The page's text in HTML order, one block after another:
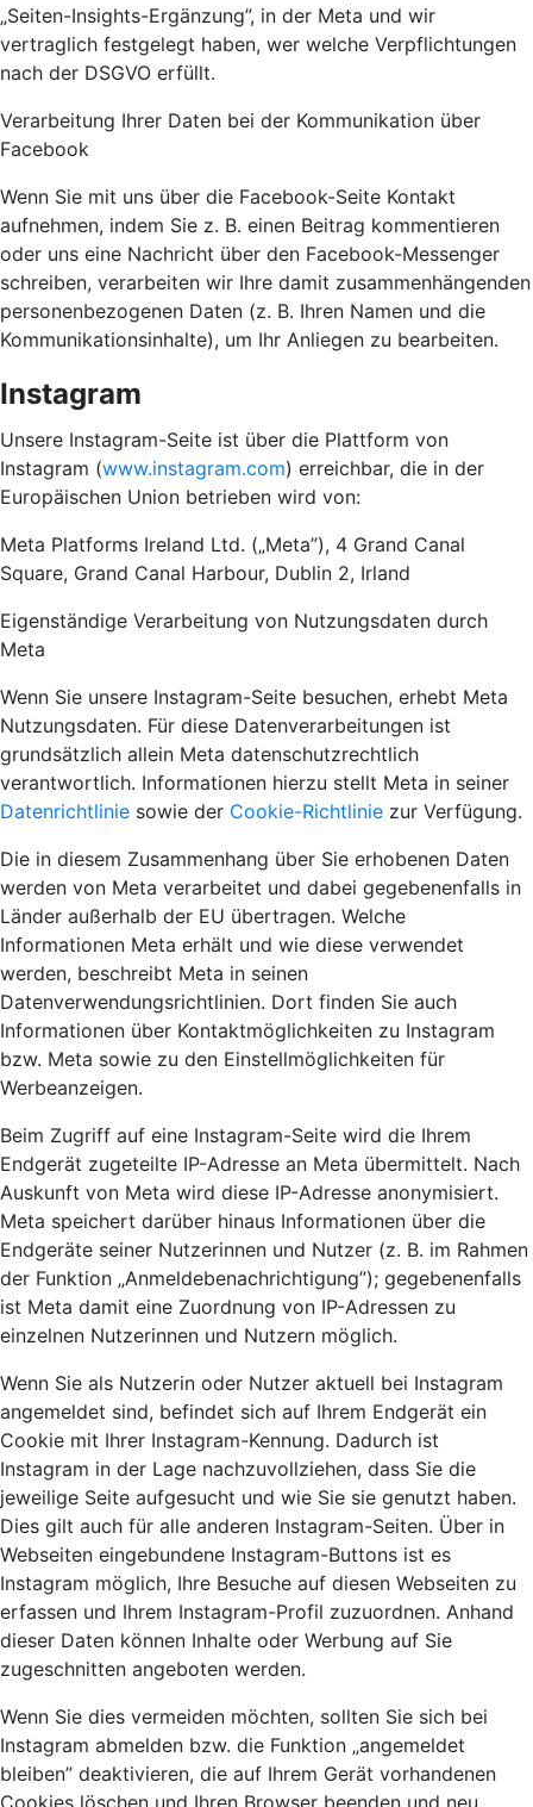
„Seiten-Insights-Ergänzung”, in der Meta und wir
vertraglich festgelegt haben, wer welche Verpflichtungen
nach der DSGVO erfüllt.
Verarbeitung Ihrer Daten bei der Kommunikation über
Facebook
Wenn Sie mit uns über die Facebook-Seite Kontakt
aufnehmen, indem Sie z. B. einen Beitrag kommentieren
oder uns eine Nachricht über den Facebook-Messenger
schreiben, verarbeiten wir Ihre damit zusammenhängenden
personenbezogenen Daten (z. B. Ihren Namen und die
Kommunikationsinhalte), um Ihr Anliegen zu bearbeiten.
Instagram
Unsere Instagram-Seite ist über die Plattform von
Instagram (www.instagram.com) erreichbar, die in der
Europäischen Union betrieben wird von:
Meta Platforms Ireland Ltd. („Meta”), 4 Grand Canal
Square, Grand Canal Harbour, Dublin 2, Irland
Eigenständige Verarbeitung von Nutzungsdaten durch
Meta
Wenn Sie unsere Instagram-Seite besuchen, erhebt Meta
Nutzungsdaten. Für diese Datenverarbeitungen ist
grundsätzlich allein Meta datenschutzrechtlich
verantwortlich. Informationen hierzu stellt Meta in seiner
Datenrichtlinie sowie der Cookie-Richtlinie zur Verfügung.
Die in diesem Zusammenhang über Sie erhobenen Daten
werden von Meta verarbeitet und dabei gegebenenfalls in
Länder außerhalb der EU übertragen. Welche
Informationen Meta erhält und wie diese verwendet
werden, beschreibt Meta in seinen
Datenverwendungsrichtlinien. Dort finden Sie auch
Informationen über Kontaktmöglichkeiten zu Instagram
bzw. Meta sowie zu den Einstellmöglichkeiten für
Werbeanzeigen.
Beim Zugriff auf eine Instagram-Seite wird die Ihrem
Endgerät zugeteilte IP-Adresse an Meta übermittelt. Nach
Auskunft von Meta wird diese IP-Adresse anonymisiert.
Meta speichert darüber hinaus Informationen über die
Endgeräte seiner Nutzerinnen und Nutzer (z. B. im Rahmen
der Funktion „Anmeldebenachrichtigung”); gegebenenfalls
ist Meta damit eine Zuordnung von IP-Adressen zu
einzelnen Nutzerinnen und Nutzern möglich.
Wenn Sie als Nutzerin oder Nutzer aktuell bei Instagram
angemeldet sind, befindet sich auf Ihrem Endgerät ein
Cookie mit Ihrer Instagram-Kennung. Dadurch ist
Instagram in der Lage nachzuvollziehen, dass Sie die
jeweilige Seite aufgesucht und wie Sie sie genutzt haben.
Dies gilt auch für alle anderen Instagram-Seiten. Über in
Webseiten eingebundene Instagram-Buttons ist es
Instagram möglich, Ihre Besuche auf diesen Webseiten zu
erfassen und Ihrem Instagram-Profil zuzuordnen. Anhand
dieser Daten können Inhalte oder Werbung auf Sie
zugeschnitten angeboten werden.
Wenn Sie dies vermeiden möchten, sollten Sie sich bei
Instagram abmelden bzw. die Funktion „angemeldet
bleiben” deaktivieren, die auf Ihrem Gerät vorhandenen
Cookies löschen und Ihren Browser beenden und neu